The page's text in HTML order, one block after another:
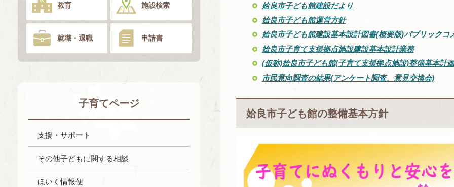
教育 施設検索
就職・退職 申請書
子育てページ
支援・サポート
その他子どもに関する相談
ほいく情報便
姶良市子ども館建設だより
姶良市子ども館運営方針
姶良市子ども館建設基本設計図書(概要版)パブリックコ
姶良市子育て支援拠点施設建設基本設計業務
(仮称)姶良市子ども館(子育て支援拠点施設)整備基本計
市民意向調査の結果(アンケート調査、意見交換会)
姶良市子ども館の整備基本方針